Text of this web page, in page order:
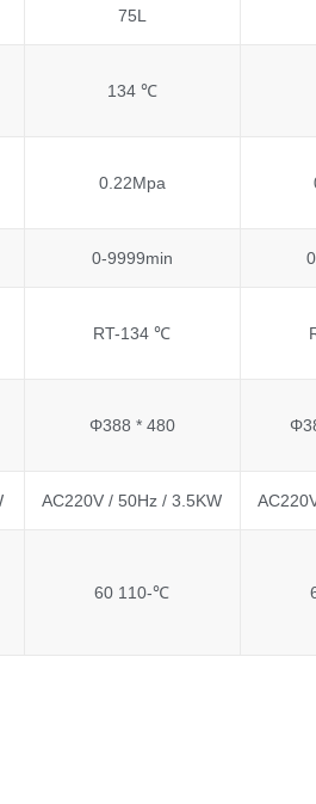
75L
134 ℃
0.22Mpa
0-9999min
RT-134 ℃
Φ388 * 480
AC220V / 50Hz / 3.5KW
60 110-℃